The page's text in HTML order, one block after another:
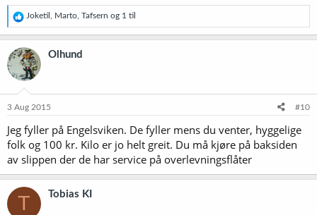
R
e
a
k
s
j
o
e
:
Joketil Marto Tafsern og 1 til
Olhund
3 Aug 2015 #10
Jeg fyller på Engelsviken. De fyller mens du venter, hyggelige
folk og 100 kr. Kilo er jo helt greit. Du må kjøre på baksiden
av slippen der de har service på overlevningsflåter
T Tobias KI